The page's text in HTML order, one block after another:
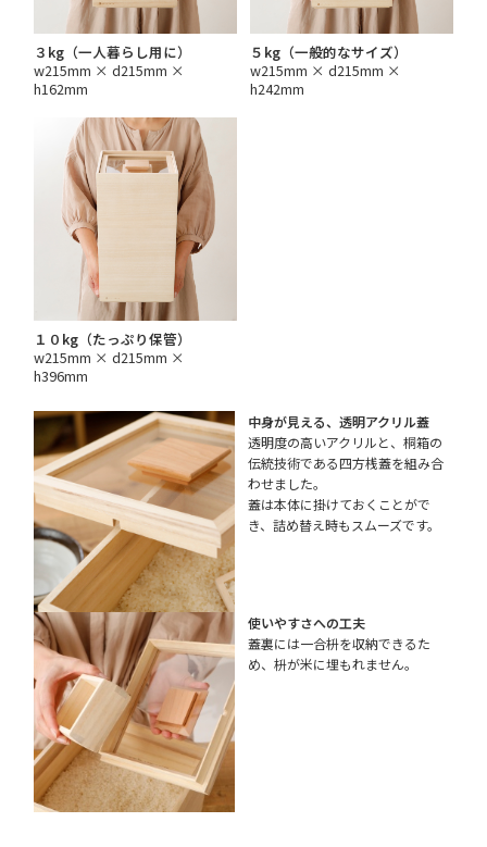
３kg（一人暮らし用に）
w215mm × d215mm ×
h162mm
５kg（一般的なサイズ）
w215mm × d215mm ×
h242mm
１０kg（たっぷり保管）
w215mm × d215mm ×
h396mm
中身が見える、透明アクリル蓋
透明度の高いアクリルと、桐箱の
伝統技術である四方桟蓋を組み合
わせました。
蓋は本体に掛けておくことがで
き、詰め替え時もスムーズです。
使いやすさへの工夫
蓋裏には一合枡を収納できるた
め、枡が米に埋もれません。